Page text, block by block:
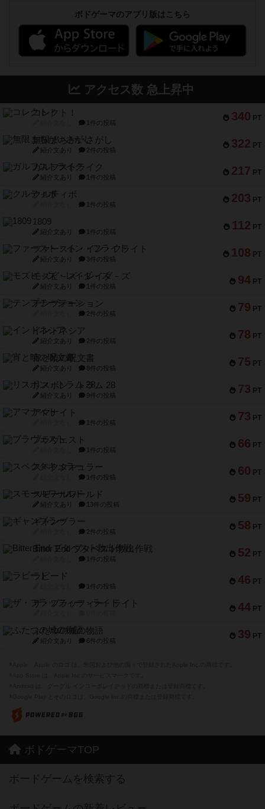
ボドゲーマのアプリ版はこちら
アクセス数 急上昇中
340 PT
コレクト！
1件の投稿
322 PT
無限まちがいさがし
紹介文あり 2件の投稿
217 PT
ガルフストライク
紹介文あり 1件の投稿
203 PT
クルティボ
1件の投稿
112 PT
1809
紹介文あり 1件の投稿
108 PT
ファースト・イン・フライト
紹介文あり 3件の投稿
94 PT
モズビ－ズ・レイダ－ズ
紹介文あり 1件の投稿
79 PT
テンプテーション
2件の投稿
78 PT
インドネシア
紹介文あり 2件の投稿
75 PT
宵と暁の呪文書
紹介文あり 8件の投稿
73 PT
リスボン・トラム 28
紹介文あり 9件の投稿
73 PT
アマナイト
1件の投稿
66 PT
ブラヴェスト
1件の投稿
60 PT
スペクタキュラー
1件の投稿
59 PT
スモールワールド
紹介文あり 13件の投稿
58 PT
ギャンブラー
2件の投稿
52 PT
Bitter End ブタペスト救出作戦
1件の投稿
46 PT
ラピード
1件の投稿
44 PT
ザ・フラッフィー・ライト
39 PT
ふたつの城の物語
紹介文あり 6件の投稿
ボドゲーマTOP
ボードゲームを検索する